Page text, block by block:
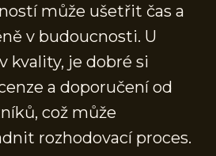
může ušetřit čas a
v budoucnosti. U
kvality, je dobré si
a doporučení od
což může
rozhodovací proces.